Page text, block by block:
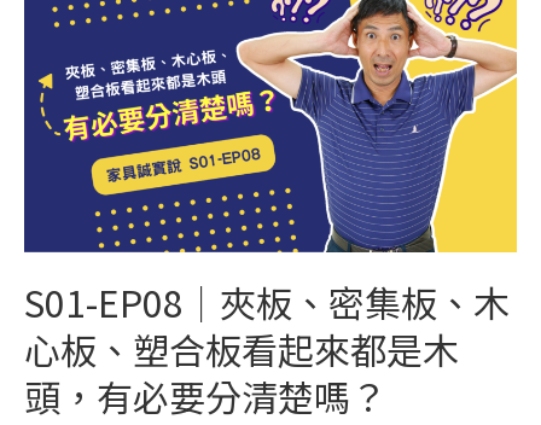
S01-EP08｜夾板、密集板、木
心板、塑合板看起來都是木
頭，有必要分清楚嗎？